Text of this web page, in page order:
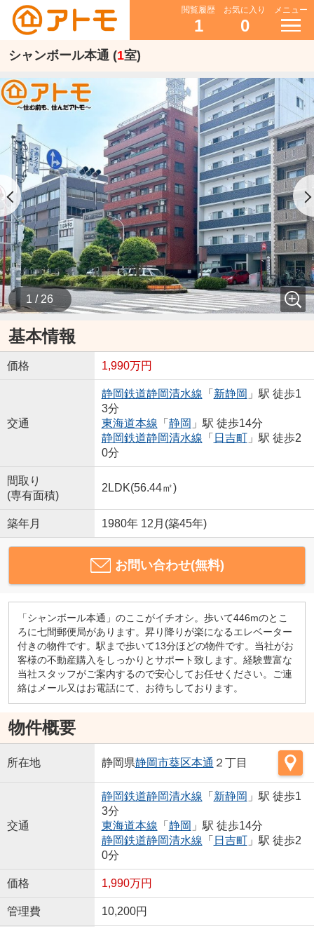
閲覧履歴
1
お気に入り
0
メニュー
シャンボール本通 (1室)
1 / 26
基本情報
価格 1,990万円
交通
静岡鉄道静岡清水線 「 新静岡 」駅 徒歩1
3分
東海道本線 「 静岡 」駅 徒歩14分
静岡鉄道静岡清水線 「 日吉町」駅 徒歩2
0分
間取り
(専有面積)
2LDK(56.44㎡)
築年月 1980年 12月(築45年)
お問い合わせ(無料)
「シャンボール本通」のここがイチオシ。歩いて446mのとこ
ろに七間郵便局があります。昇り降りが楽になるエレベーター
付きの物件です。駅まで歩いて13分ほどの物件です。当社がお
客様の不動産購入をしっかりとサポート致します。経験豊富な
当社スタッフがご案内するので安心してお任せください。ご連
絡はメール又はお電話にて、お待ちしております。
物件概要
所在地 静岡県静岡市葵区本通 ２丁目
交通
静岡鉄道静岡清水線 「 新静岡 」駅 徒歩1
3分
東海道本線 「 静岡 」駅 徒歩14分
静岡鉄道静岡清水線 「 日吉町」駅 徒歩2
0分
価格 1,990万円
管理費 10,200円